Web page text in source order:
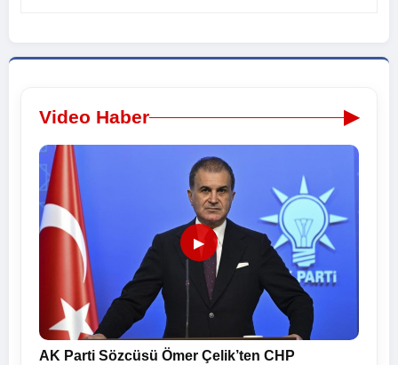
Video Haber ▶
▶
AK Parti Sözcüsü Ömer Çelik’ten CHP